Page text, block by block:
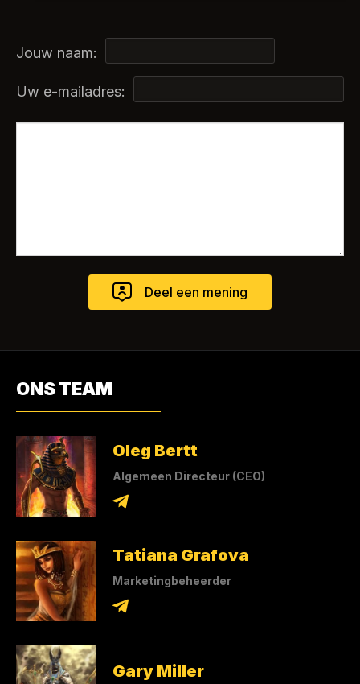
Jouw naam:
Uw e-mailadres:
ONS TEAM
Oleg Bertt
Algemeen Directeur (CEO)
Tatiana Grafova
Marketingbeheerder
Gary Miller